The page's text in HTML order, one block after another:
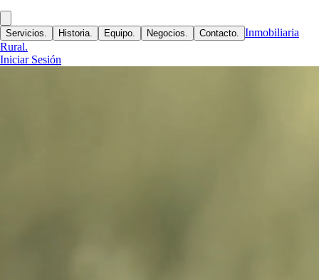
Servicios. Historia. Equipo. Negocios. Contacto.
Inmobiliaria
Rural.
Iniciar Sesión